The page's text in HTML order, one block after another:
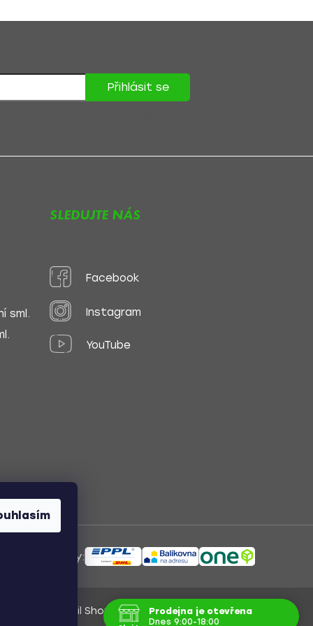
Přihlásit se
sml.
SLEDUJTE NÁS
Facebook
Instagram
YouTube
dopravy:
Vytvořil Shoptet/Nakódoval Pavel Kuneš
Prodejna je otevřena
Dnes 9:00-18:00